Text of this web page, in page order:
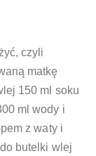
czyli
matkę
150 ml soku
ml wody i
z waty i
butelki wlej